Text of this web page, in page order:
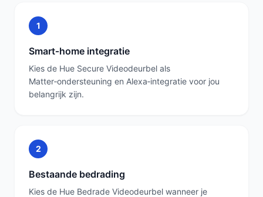
1
Smart‑home integratie
Kies de Hue Secure Videodeurbel als
Matter‑ondersteuning en Alexa‑integratie voor jou
belangrijk zijn.
2
Bestaande bedrading
Kies de Hue Bedrade Videodeurbel wanneer je